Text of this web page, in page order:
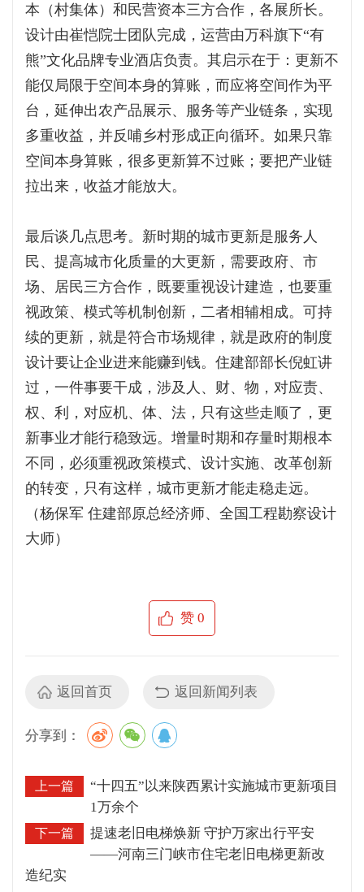
本（村集体）和民营资本三方合作，各展所长。
设计由崔恺院士团队完成，运营由万科旗下“有
熊”文化品牌专业酒店负责。其启示在于：更新不
能仅局限于空间本身的算账，而应将空间作为平
台，延伸出农产品展示、服务等产业链条，实现
多重收益，并反哺乡村形成正向循环。如果只靠
空间本身算账，很多更新算不过账；要把产业链
拉出来，收益才能放大。
最后谈几点思考。新时期的城市更新是服务人
民、提高城市化质量的大更新，需要政府、市
场、居民三方合作，既要重视设计建造，也要重
视政策、模式等机制创新，二者相辅相成。可持
续的更新，就是符合市场规律，就是政府的制度
设计要让企业进来能赚到钱。住建部部长倪虹讲
过，一件事要干成，涉及人、财、物，对应责、
权、利，对应机、体、法，只有这些走顺了，更
新事业才能行稳致远。增量时期和存量时期根本
不同，必须重视政策模式、设计实施、改革创新
的转变，只有这样，城市更新才能走稳走远。
（杨保军 住建部原总经济师、全国工程勘察设计
大师）
赞0
返回首页 返回新闻列表
分享到：
上一篇
“十四五”以来陕西累计实施城市更新项目
1万余个
下一篇
提速老旧电梯焕新 守护万家出行平安
——河南三门峡市住宅老旧电梯更新改
造纪实